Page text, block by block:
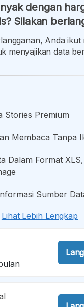
dengan
Silakan
Anda ikut
menyajikan data
Stories Premium
Membaca Tanpa
Dalam Format
Sumber
Lihat Lebih Lengkap